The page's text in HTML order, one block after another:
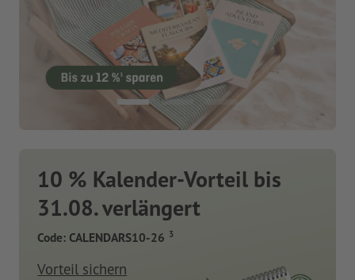
10 % Kalender-Vorteil bis
31.08. verlängert
Code: CALENDARS10-26 3
Vorteil sichern